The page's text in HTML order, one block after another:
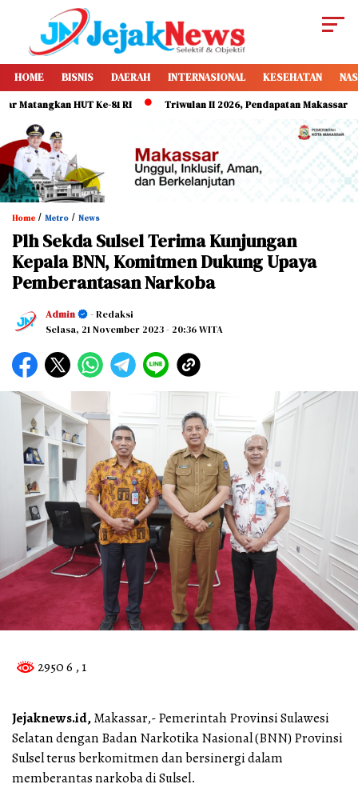
HOME BISNIS DAERAH INTERNASIONAL KESEHATAN
HUT Ke-81 RI Triwulan II 2026, Pendapatan Makassar Capai
Home / Metro / News
Plh Sekda Sulsel Terima Kunjungan
Kepala BNN, Komitmen Dukung Upaya
Pemberantasan Narkoba
Admin
- Redaksi
Selasa, 21 November 2023- 20:36 WITA
2950 6 , 1
Jejaknews.id,Makassar,- Pemerintah Provinsi Sulawesi
Selatan dengan Badan Narkotika Nasional (BNN) Provinsi
Sulsel terus berkomitmen dan bersinergi dalam
memberantas narkoba di Sulsel.